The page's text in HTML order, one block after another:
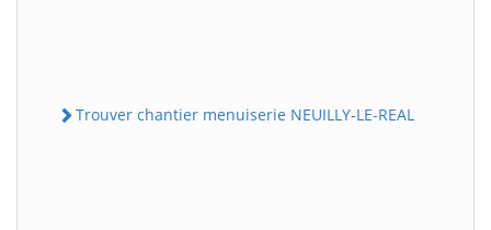
Trouver chantier menuiserie NEUILLY-LE-REAL